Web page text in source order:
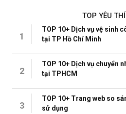
TOP YÊU
1
TOP 10+ Dịch vụ vệ sinh
tại TP Hồ Chí Minh
2
TOP 10+ Dịch vụ chuyển
tại TPHCM
3
TOP 10+ Trang web so
sử dụng